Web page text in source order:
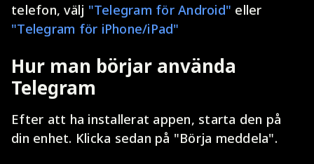
telefon, välj "Telegram för Android" eller
"Telegram för iPhone/iPad"
Hur man börjar använda
Telegram
Efter att ha installerat appen, starta den på
din enhet. Klicka sedan på "Börja meddela".